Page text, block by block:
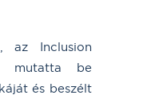
az Inclusion
mutatta be
és beszélt